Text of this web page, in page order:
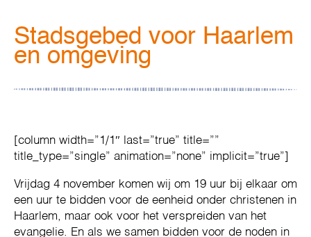
Stadsgebed voor Haarlem
en omgeving
[column width=”1/1″ last=”true” title=””
title_type=”single” animation=”none” implicit=”true”]
Vrijdag 4 november komen wij om 19 uur bij elkaar om
een uur te bidden voor de eenheid onder christenen in
Haarlem, maar ook voor het verspreiden van het
evangelie. En als we samen bidden voor de noden in